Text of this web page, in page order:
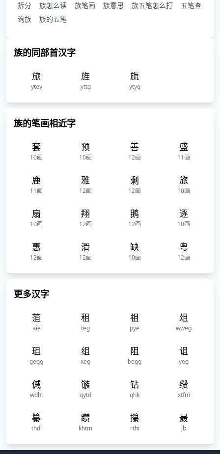
拆分
族怎么读 族笔画 族意思 族五笔怎么打
五笔查
询族
族的五笔
族的同部首汉字
旅
ytey
旌
yttg
旒
ytyq
族的笔画相近字
套
10画
预
10画
善
12画
盛
11画
鹿
11画
雅
12画
剩
12画
旅
10画
扇
10画
翔
12画
鹅
12画
逐
10画
惠
12画
滑
12画
缺
10画
粤
12画
更多汉字
菹
aie
租
teg
祖
pye
俎
wweg
珇
gegg
组
xeg
阻
begg
诅
yeg
傶
wdht
镞
qytd
钻
qhk
缵
xtfm
纂
thdi
躜
khtm
攥
rthi
最
jb